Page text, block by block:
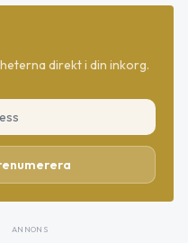
direkt i din inkorg.
ANNONS